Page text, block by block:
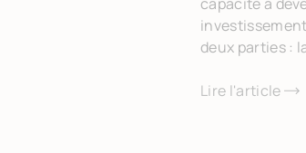
deux parties :
Lire l'article